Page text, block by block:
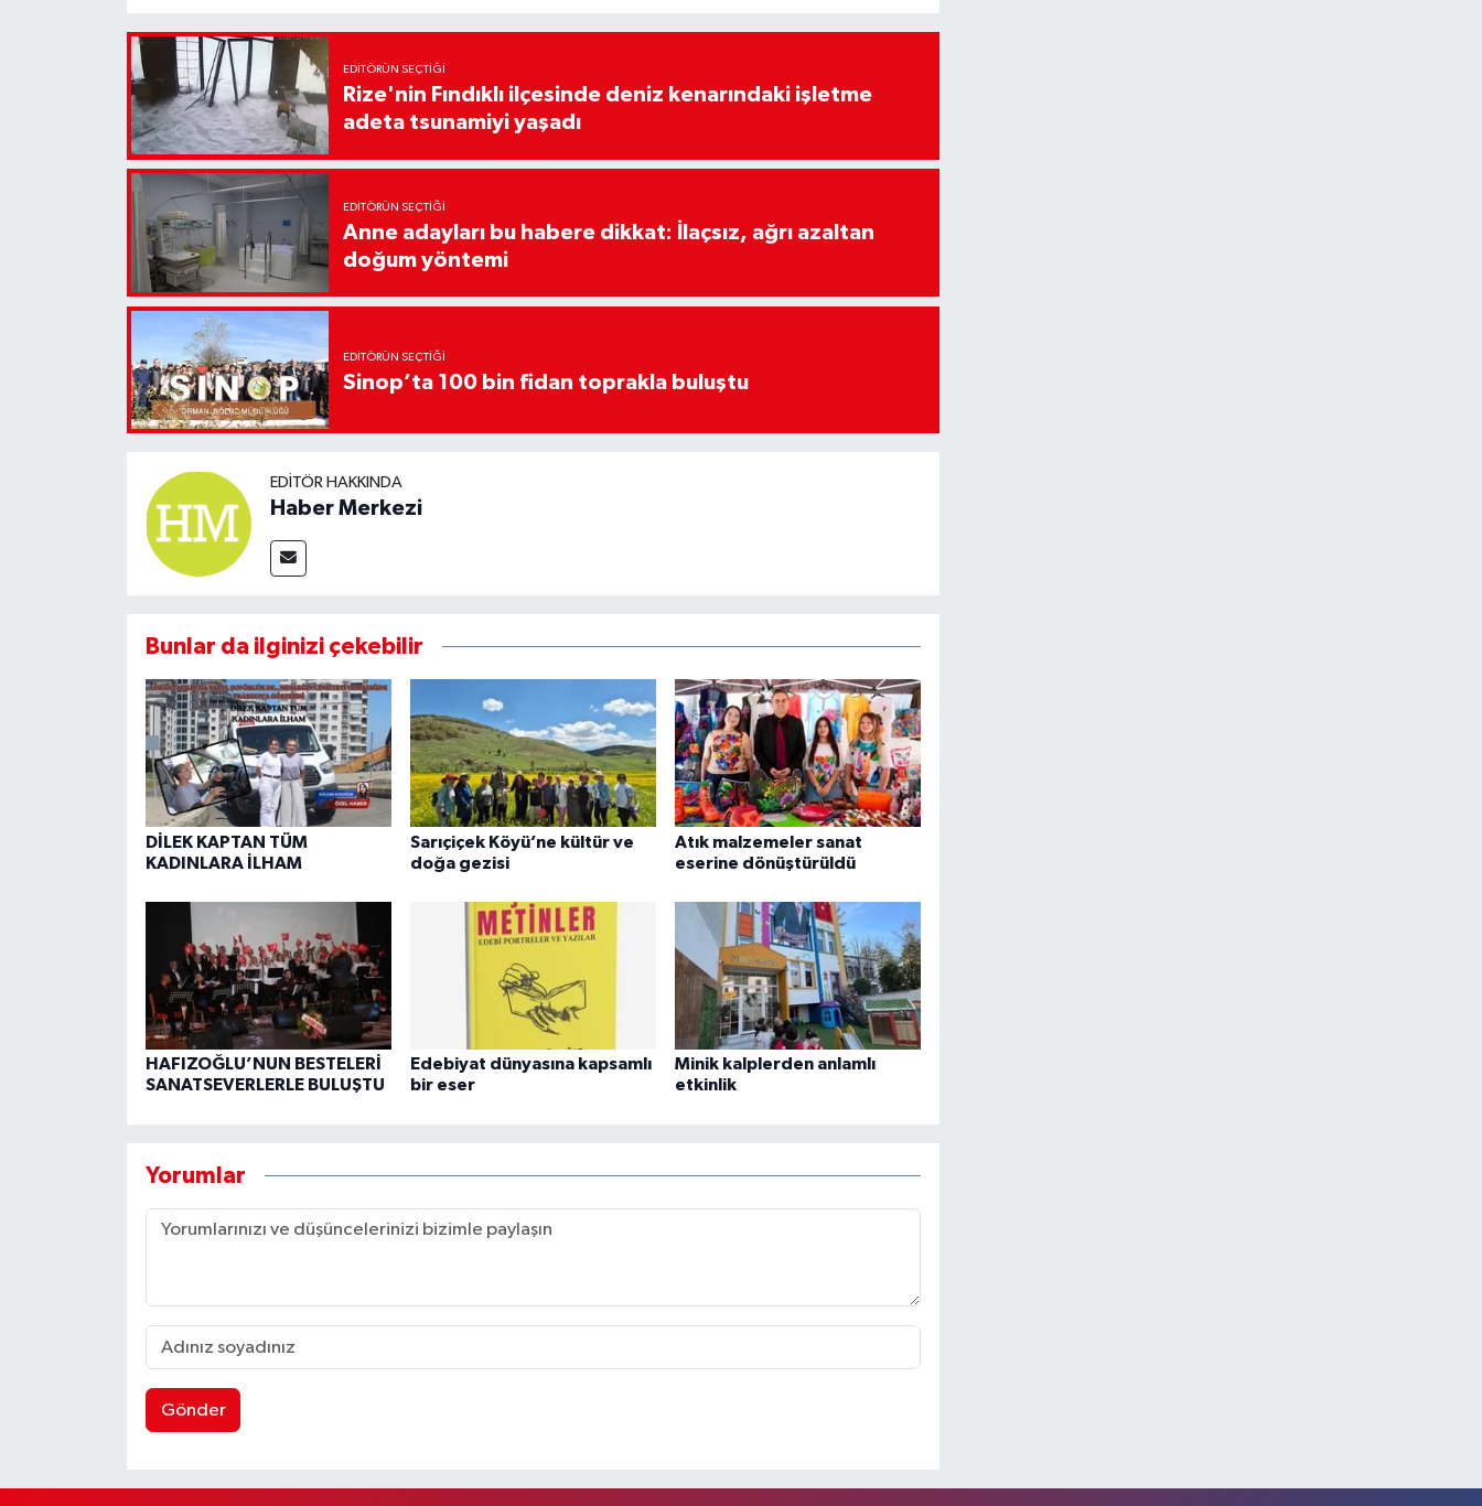
EDITÖRÜN SEÇTIĞI
Rize'nin Fındıklı ilçesinde deniz kenarındaki işletme
adeta tsunamiyi yaşadı
EDITÖRÜN SEÇTIĞI
Anne adayları bu habere dikkat: İlaçsız, ağrı azaltan
doğum yöntemi
EDITÖRÜN SEÇTIĞI
Sinop’ta 100 bin fidan toprakla buluştu
EDITÖR HAKKINDA
Haber Merkezi
Bunlar da ilginizi çekebilir
DİLEK KAPTAN TÜM
KADINLARA İLHAM
Sarıçiçek Köyü’ne kültür ve
doğa gezisi
Atık malzemeler sanat
eserine dönüştürüldü
HAFIZOĞLU’NUN BESTELERİ
SANATSEVERLERLE BULUŞTU
Edebiyat dünyasına kapsamlı
bir eser
Minik kalplerden anlamlı
etkinlik
Yorumlar
Gönder